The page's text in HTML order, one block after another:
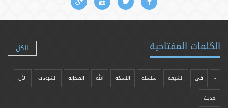
الكلمات المفتاحية الكل
- في الشيعة سلسلة النسخة الله الصحابة الشبهات الآل
حدیث